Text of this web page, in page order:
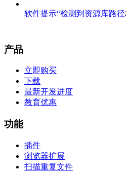
软件提示“检测到资源库路
产品
立即购买
下载
最新开发进度
教育优惠
功能
插件
浏览器扩展
扫描重复文件